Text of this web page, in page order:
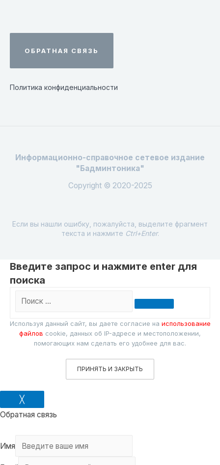
ОБРАТНАЯ СВЯЗЬ
Политика конфиденциальности
Информационно-справочное сетевое издание
"Бадминтоника"
Copyright © 2020-2025
Если вы нашли ошибку, пожалуйста, выделите фрагмент
текста и нажмите Ctrl+Enter.
Введите запрос и нажмите enter для
поиска
Поиск
Используя данный сайт, вы даете согласие на использование
файлов cookie, данных об IP-адресе и местоположении,
помогающих нам сделать его удобнее для вас.
ПРИНЯТЬ И ЗАКРЫТЬ
╳
Обратная связь
Имя